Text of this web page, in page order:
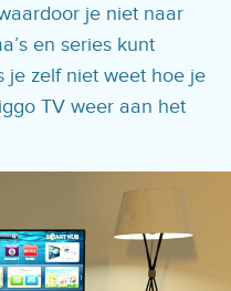
je niet naar
en series kunt
je zelf niet weet hoe je
TV weer aan het